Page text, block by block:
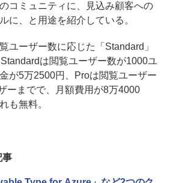
コミュニティに、見込み顧客への
に、と用途を紹介している。
ユーザー数に応じた「Standard」
は閲覧ユーザー数が1000ユ
が5万2500円、Proは閲覧ユーザー
ーまでで、月額費用が8万4000
も無料。
事